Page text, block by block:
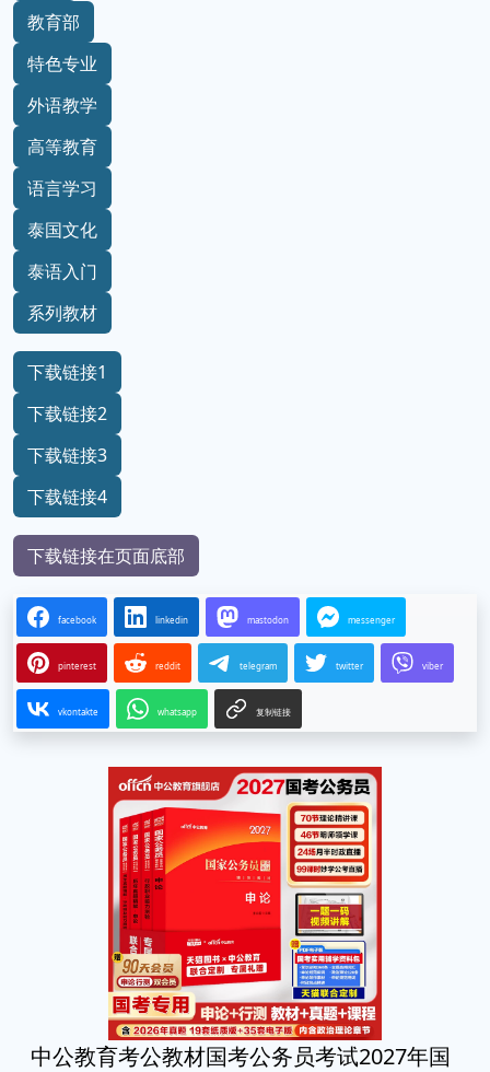
教育部
特色专业
外语教学
高等教育
语言学习
泰国文化
泰语入门
系列教材
下载链接1
下载链接2
下载链接3
下载链接4
下载链接在页面底部
facebook linkedin mastodon messenger
pinterest reddit telegram twitter viber
vkontakte whatsapp 复制链接
中公教育考公教材国考公务员考试2027年国